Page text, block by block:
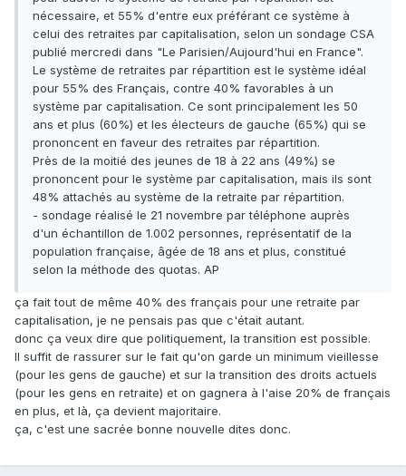
nécessaire, et 55% d'entre eux préférant ce système à
celui des retraites par capitalisation, selon un sondage CSA
publié mercredi dans "Le Parisien/Aujourd'hui en France".
Le système de retraites par répartition est le système idéal
pour 55% des Français, contre 40% favorables à un
système par capitalisation. Ce sont principalement les 50
ans et plus (60%) et les électeurs de gauche (65%) qui se
prononcent en faveur des retraites par répartition.
Près de la moitié des jeunes de 18 à 22 ans (49%) se
prononcent pour le système par capitalisation, mais ils sont
48% attachés au système de la retraite par répartition.
- sondage réalisé le 21 novembre par téléphone auprès
d'un échantillon de 1.002 personnes, représentatif de la
population française, âgée de 18 ans et plus, constitué
selon la méthode des quotas. AP
ça fait tout de même 40% des français pour une retraite par
capitalisation, je ne pensais pas que c'était autant.
donc ça veux dire que politiquement, la transition est possible.
Il suffit de rassurer sur le fait qu'on garde un minimum vieillesse
(pour les gens de gauche) et sur la transition des droits actuels
(pour les gens en retraite) et on gagnera à l'aise 20% de français
en plus, et là, ça devient majoritaire.
ça, c'est une sacrée bonne nouvelle dites donc.